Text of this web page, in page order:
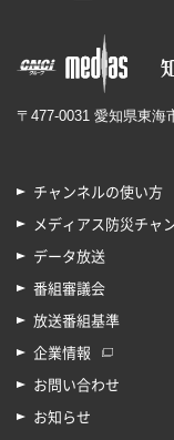
〒477-0031 愛知県東海
チャンネルの使い方
メディアス防災チャ
データ放送
番組審議会
放送番組基準
企業情報
お問い合わせ
お知らせ